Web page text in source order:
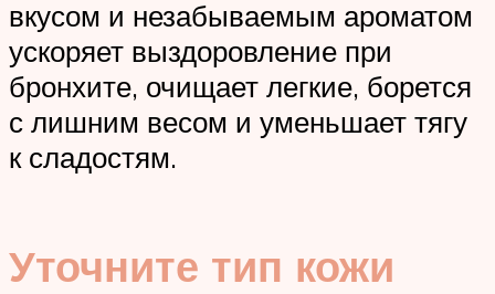
вкусом и незабываемым ароматом
ускоряет выздоровление при
бронхите, очищает легкие, борется
с лишним весом и уменьшает тягу
к сладостям.
Уточните тип кожи